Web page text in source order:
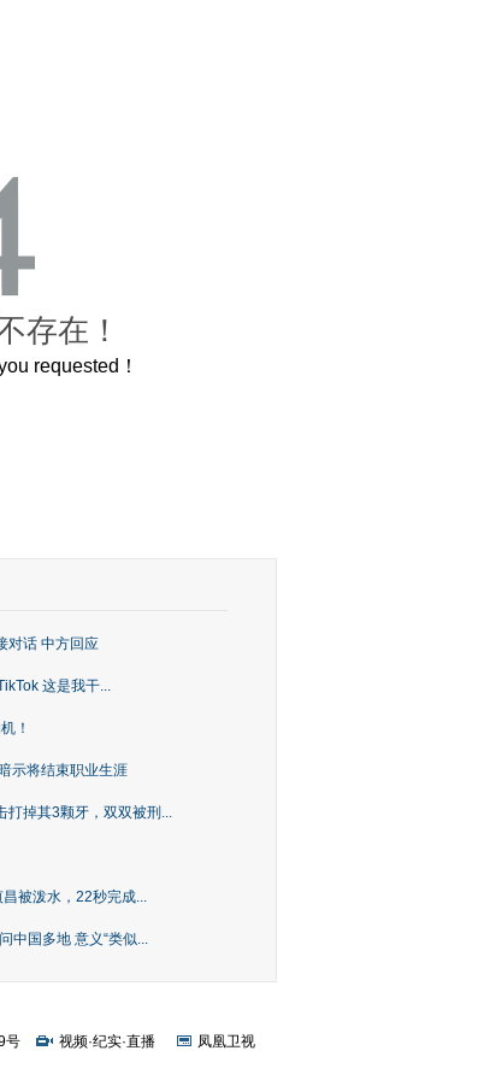
存在！
requested！
对话 中方回应
这是我干...
！
示将结束职业生涯
打掉其3颗牙，双双被刑...
昌被泼水，22秒完成...
中国多地 意义“类似...
号 视频·纪实·直播
凤凰卫视